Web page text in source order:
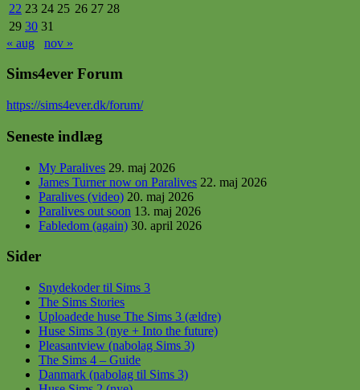
22 23 24 25 26 27 28
29 30 31
« aug
nov »
Sims4ever Forum
https://sims4ever.dk/forum/
Seneste indlæg
My Paralives 29. maj 2026
James Turner now on Paralives 22. maj 2026
Paralives (video) 20. maj 2026
Paralives out soon 13. maj 2026
Fabledom (again) 30. april 2026
Sider
Snydekoder til Sims 3
The Sims Stories
Uploadede huse The Sims 3 (ældre)
Huse Sims 3 (nye + Into the future)
Pleasantview (nabolag Sims 3)
The Sims 4 – Guide
Danmark (nabolag til Sims 3)